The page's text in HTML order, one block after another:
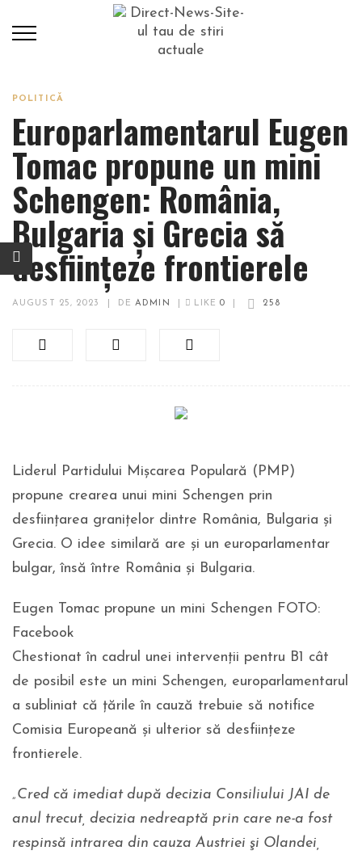
POLITICĂ
Europarlamentarul Eugen
Tomac propune un mini
Schengen: România,
Bulgaria și Grecia să
desființeze frontierele
AUGUST 25, 2023 DEADMIN LIKE 0 258
Liderul Partidului Mișcarea Populară (PMP)
propune crearea unui mini Schengen prin
desființarea granițelor dintre România, Bulgaria și
Grecia. O idee similară are și un europarlamentar
bulgar, însă între România și Bulgaria.
Eugen Tomac propune un mini Schengen FOTO:
Facebook
Chestionat în cadrul unei intervenții pentru B1 cât
de posibil este un mini Schengen, europarlamentarul
a subliniat că țările în cauză trebuie să notifice
Comisia Europeană și ulterior să desființeze
frontierele.
„Cred că imediat după decizia Consiliului JAI de
anul trecut, decizia nedreaptă prin care ne-a fost
respinsă intrarea din cauza Austriei şi Olandei,